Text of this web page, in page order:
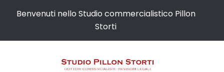
Benvenuti nello Studio commercialistico Pillon
Storti